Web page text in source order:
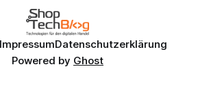
ImpressumDatenschutzerklärung
Powered by Ghost